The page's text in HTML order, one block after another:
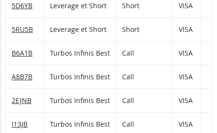
5D6YB Leverage et Short Short VISA
5RU5B Leverage et Short Short VISA
B6A1B Turbos Infinis Best Call VISA
A8B7B Turbos Infinis Best Call VISA
2EJNB Turbos Infinis Best Call VISA
I13JB Turbos Infinis Best Call VISA